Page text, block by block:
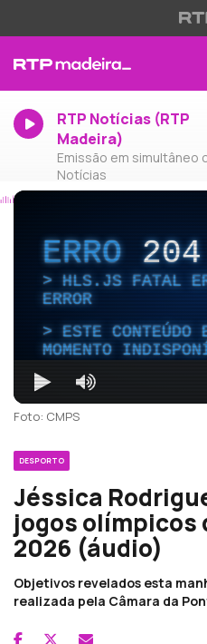
RTP Notícias (RTP
Madeira)
Emissão em simultâneo
Notícias
ERRO204
HLS.JS FATAL
ERROR
ESTE CONTEÚDO
MOMENTO
Foto: CMPS
DESPORTO
Jéssica
jogos olímpicos
2026 (áudio)
Objetivos revelados esta
realizada pela Câmara da